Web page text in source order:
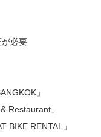
必要
」
Restaurant」
BIKE RENTAL」